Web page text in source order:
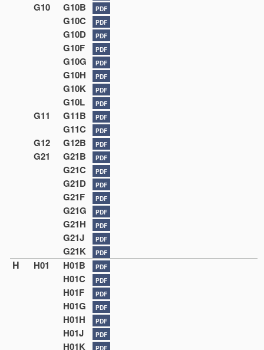
G10 G10B PDF
G10C PDF
G10D PDF
G10F PDF
G10G PDF
G10H PDF
G10K PDF
G10L PDF
G11 G11B PDF
G11C PDF
G12 G12B PDF
G21 G21B PDF
G21C PDF
G21D PDF
G21F PDF
G21G PDF
G21H PDF
G21J PDF
G21K PDF
H H01 H01B PDF
H01C PDF
H01F PDF
H01G PDF
H01H PDF
H01J PDF
H01K PDF